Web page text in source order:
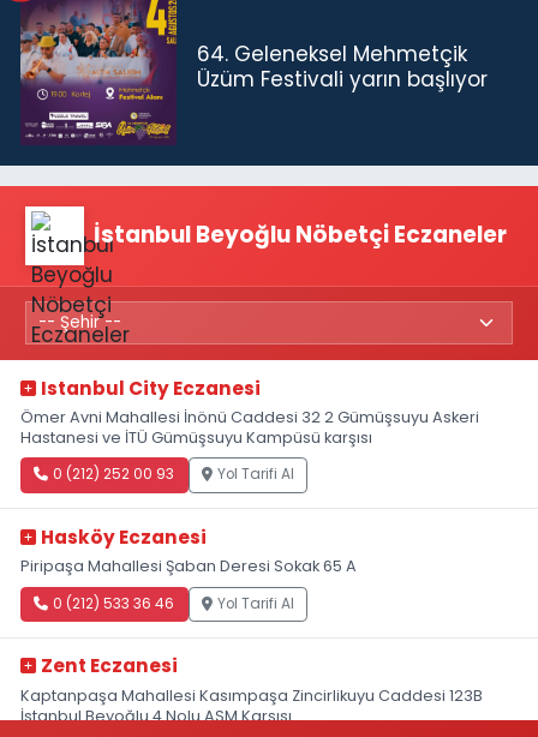
64. Geleneksel Mehmetçik
Üzüm Festivali yarın başlıyor
İstanbul Beyoğlu Nöbetçi Eczaneler
Istanbul City Eczanesi
Ömer Avni Mahallesi İnönü Caddesi 32 2 Gümüşsuyu Askeri
Hastanesi ve İTÜ Gümüşsuyu Kampüsü karşısı
0 (212) 252 00 93 Yol Tarifi Al
Hasköy Eczanesi
Piripaşa Mahallesi Şaban Deresi Sokak 65 A
0 (212) 533 36 46 Yol Tarifi Al
Zent Eczanesi
Kaptanpaşa Mahallesi Kasımpaşa Zincirlikuyu Caddesi 123B
İstanbul Beyoğlu 4 Nolu ASM Karşısı